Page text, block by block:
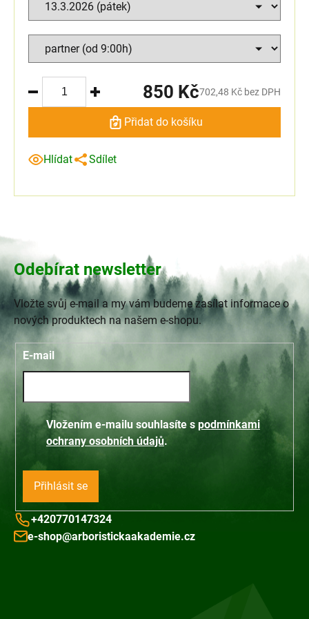
850 Kč702,48 Kč bez DPH
Přidat do košíku
Hlídat Sdílet
Odebírat newsletter
Vložte svůj e-mail a my vám budeme zasílat informace o
nových produktech na našem e-shopu.
E-mail
Vložením e-mailu souhlasíte s podmínkami
ochrany osobních údajů.
Přihlásit se
+420770147324
e-shop@arboristickaakademie.cz